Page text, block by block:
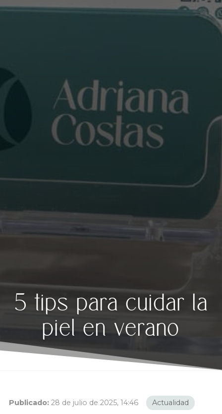
5 tips para cuidar la
piel en verano
Publicado: 28 de julio de 2025, 14:46 Actualidad